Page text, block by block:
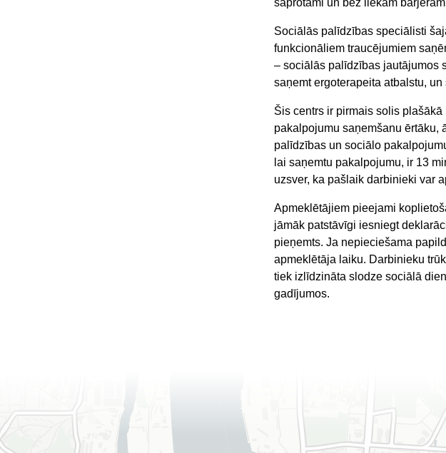
saprotami un bez liekām
Sociālās palīdzības speciālisti
funkcionāliem traucējumiem
– sociālās palīdzības jautājumos
saņemt ergoterapeita atbalstu,
Šis centrs ir pirmais solis
pakalpojumu saņemšanu ērtāku,
palīdzības un sociālo
lai saņemtu pakalpojumu, ir 13
uzsver, ka pašlaik darbinieki var
Apmeklētājiem pieejami
jāmāk patstāvīgi iesniegt
pieņemts. Ja nepieciešama
apmeklētāja laiku. Darbinieku
tiek izlīdzināta slodze sociālā
gadījumos.